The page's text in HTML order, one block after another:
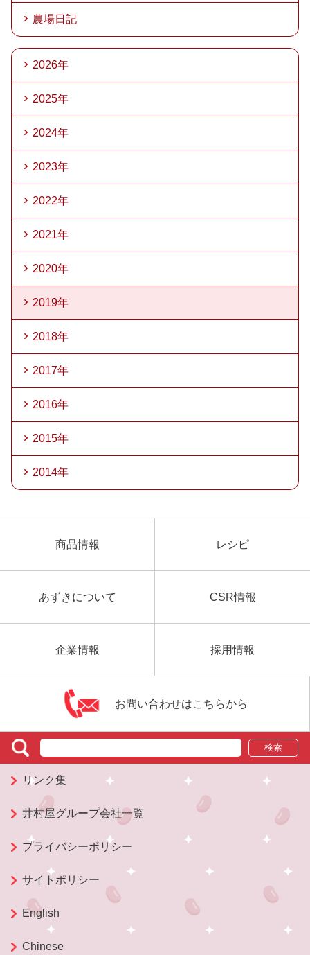
農場日記
2026年
2025年
2024年
2023年
2022年
2021年
2020年
2019年
2018年
2017年
2016年
2015年
2014年
商品情報 レシピ
あずきについて CSR情報
企業情報 採用情報
お問い合わせはこちらから
検索
リンク集
井村屋グループ会社一覧
プライバシーポリシー
サイトポリシー
English
Chinese